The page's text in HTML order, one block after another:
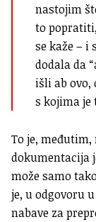
nastojim
to
se kaže – i
dodala da
išli ab ovo,
s kojima je
To je,
dokumentacija
može samo
je, u odgovoru
nabave za